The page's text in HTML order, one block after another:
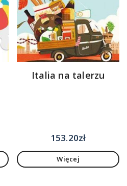
Italia na talerzu
153.20zł
Więcej